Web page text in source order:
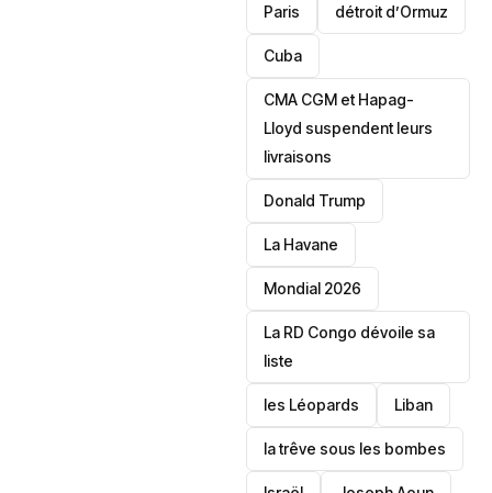
Paris détroit d’Ormuz
‎Cuba
CMA CGM et Hapag-
Lloyd suspendent leurs
livraisons
Donald Trump
La Havane
Mondial 2026
La RD Congo dévoile sa
liste
les Léopards ‎Liban
la trêve sous les bombes